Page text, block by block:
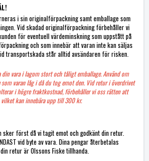
i sin originalförpackning samt emballage som
Vid skadad originalförpackning förbehåller vi
för eventuell värdeminskning som uppstått på
och som innebär att varan inte kan säljas
transportskada står alltid avsändaren för risken.
din vara i lagom stort och tåligt emballage. Använd om
varan låg i då du tog emot den. Vid retur i överdrivet
i högre fraktkostnad, förbehåller vi oss rätten att
kan innebära upp till 300 kr.
sker först då vi tagit emot och godkänt din retur.
vid byte av vara. Dina pengar återbetalas
retur är Olssons Fiske tillhanda.